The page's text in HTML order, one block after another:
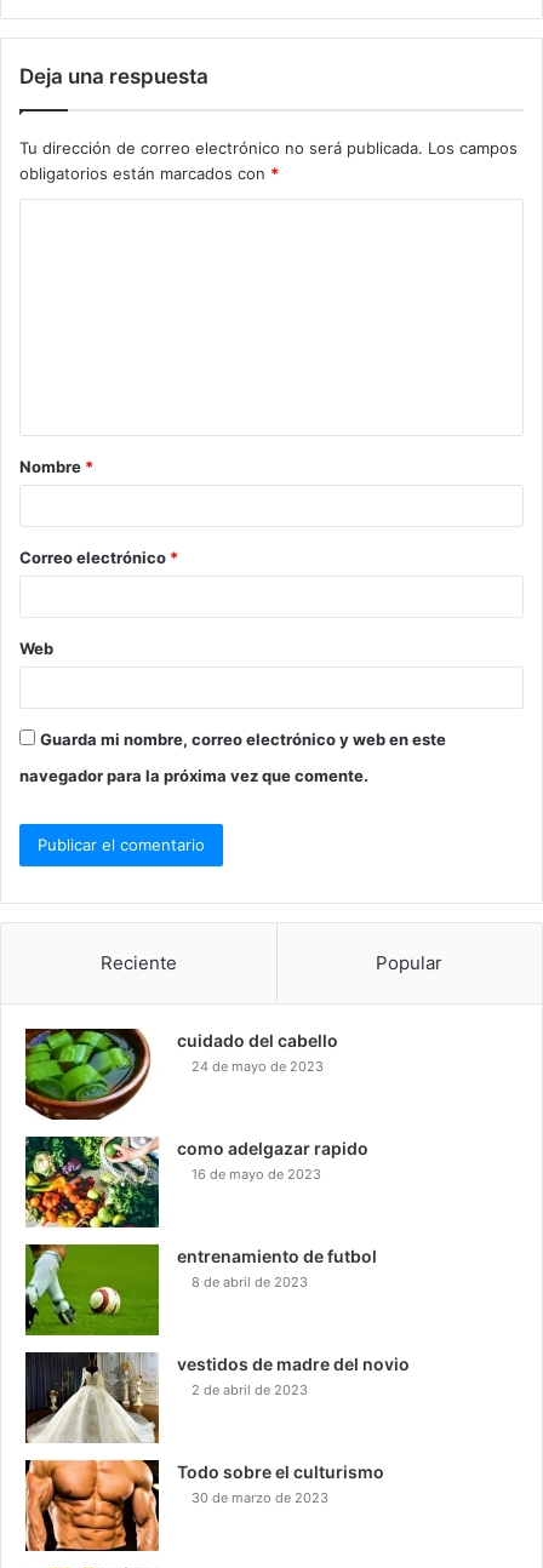
Deja una respuesta
Tu dirección de correo electrónico no será publicada. Los campos
obligatorios están marcados con *
a
r
*
Nombre *
Correo electrónico *
Web
Guarda mi nombre, correo electrónico y web en este
navegador para la próxima vez que comente.
Reciente Popular
cuidado del cabello
24 de mayo de 2023
como adelgazar rapido
16 de mayo de 2023
entrenamiento de futbol
8 de abril de 2023
vestidos de madre del novio
2 de abril de 2023
Todo sobre el culturismo
30 de marzo de 2023